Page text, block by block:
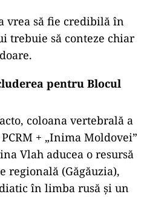
vrea să fie credibilă în
trebuie să conteze chiar
pentru Blocul
coloana vertebrală a
+ „Inima Moldovei”
Vlah aducea o resursă
regională (Găgăuzia),
în limba rusă și un